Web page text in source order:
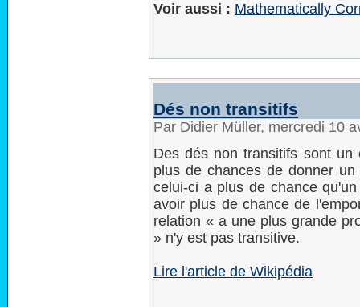
Voir aussi : Mathematically
Dés non transitifs
Par Didier Müller, mercredi 10
Des dés non transitifs sont
plus de chances de donner
celui-ci a plus de chance
avoir plus de chance de
relation « a une plus grande
» n'y est pas transitive.
Lire l'article de Wikipédia